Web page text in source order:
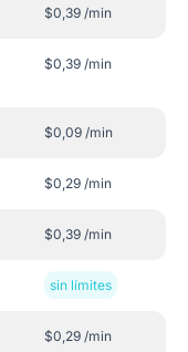
$0,39 /min
$0,39 /min
$0,09 /min
$0,29 /min
$0,39 /min
sin límites
$0,29 /min